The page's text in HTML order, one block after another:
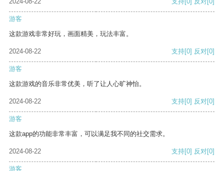
游客
这款游戏非常好玩，画面精美，玩法丰富。
2024-08-22 支持[0] 反对[0]
游客
这款游戏的音乐非常优美，听了让人心旷神怡。
2024-08-22 支持[0] 反对[0]
游客
这款app的功能非常丰富，可以满足我不同的社交需求。
2024-08-22 支持[0] 反对[0]
游客